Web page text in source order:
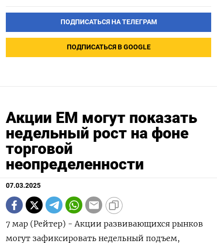
ПОДПИСАТЬСЯ НА ТЕЛЕГРАМ
ПОДПИСАТЬСЯ В GOOGLE
Акции ЕМ могут показать
недельный рост на фоне
торговой
неопределенности
07.03.2025
7 мар (Рейтер) - Акции развивающихся рынков
могут зафиксировать недельный подъем,